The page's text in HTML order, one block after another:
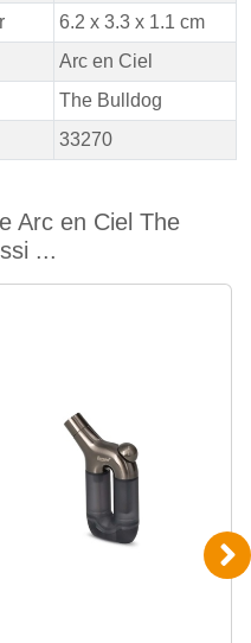
6.2 x 3.3 x 1.1 cm
Arc en Ciel
The Bulldog
33270
Arc en Ciel The
...